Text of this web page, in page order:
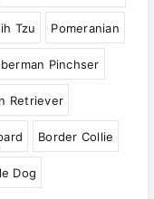
Tzu Pomeranian
Pinchser
Retriever
Border Collie
Dog